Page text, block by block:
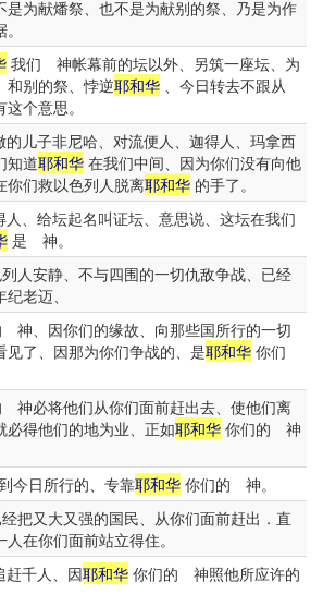
是为献燔祭、也不是为献别的祭、乃是为作
我们 神帐幕前的坛以外、另筑一座坛、为
和别的祭、悖逆耶和华、今日转去不跟从
个意思。
的儿子非尼哈、对流便人、迦得人、玛拿西
知道耶和华在我们中间、因为你们没有向他
你们救以色列人脱离耶和华的手了。
人、给坛起名叫证坛、意思说、这坛在我们
是 神。
人安静、不与四围的一切仇敌争战、已经
老迈、
神、因你们的缘故、向那些国所行的一切
见了、因那为你们争战的、是耶和华你们
神必将他们从你们面前赶出去、使他们离
必得他们的地为业、正如耶和华你们的 神
今日所行的、专靠耶和华 你们的 神。
把又大又强的国民、从你们面前赶出．直
在你们面前站立得住。
赶千人、因耶和华 你们的 神照他所应许的